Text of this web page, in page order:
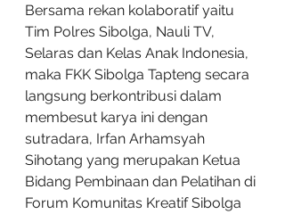
Bersama rekan kolaboratif yaitu
Tim Polres Sibolga, Nauli TV,
Selaras dan Kelas Anak Indonesia,
maka FKK Sibolga Tapteng secara
langsung berkontribusi dalam
membesut karya ini dengan
sutradara, Irfan Arhamsyah
Sihotang yang merupakan Ketua
Bidang Pembinaan dan Pelatihan di
Forum Komunitas Kreatif Sibolga